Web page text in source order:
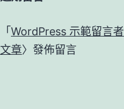
「 WordPress 示範留言者
文章〉發佈留言